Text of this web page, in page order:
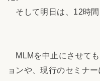
そして明日は、12時間
MLMを中止にさせて
ョンや、現行のセミナ